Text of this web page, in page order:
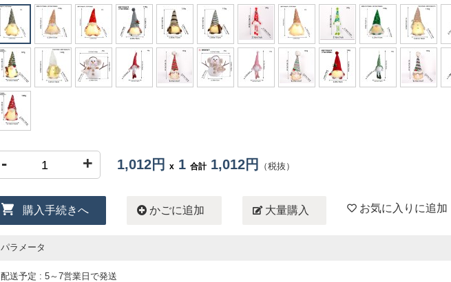
- + 1,012円 x 1 合計1,012円 （税抜）
購入手続きへ かごに追加 大量購入 お気に入りに追加
パラメータ
配送予定 : 5～7営業日で発送